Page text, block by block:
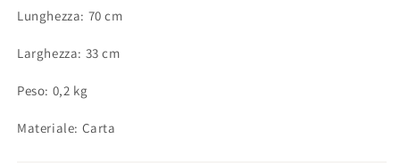
Lunghezza: 70 cm
Larghezza: 33 cm
Peso: 0,2 kg
Materiale: Carta